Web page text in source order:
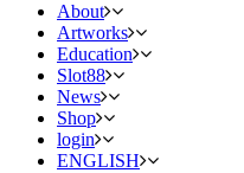
About
Artworks
Education
Slot88
News
Shop
login
ENGLISH